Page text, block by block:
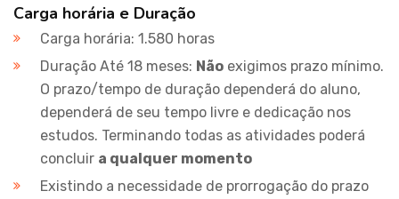
Carga horária e Duração
Carga horária: 1.580 horas
Duração Até 18 meses: Não exigimos prazo mínimo.
O prazo/tempo de duração dependerá do aluno,
dependerá de seu tempo livre e dedicação nos
estudos. Terminando todas as atividades poderá
concluir a qualquer momento
Existindo a necessidade de prorrogação do prazo